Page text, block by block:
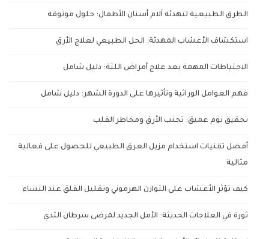
الطرق الطبيعية لتهدئة آلام أسنان الأطفال: حلول موثوقة
استكشاف الأعشاب المهدئة: الحل الطبيعي لعلاج الأرق
الاحتياطات المهمة بعد علاج أمراض اللثة: دليل شامل
فهم العوامل الوراثية وتأثيرها على الدورة الشهر: دليل شامل
تحقيق نوم عميق: تجنب الأرق ومخاطر القلب
أفضل تقنيات استخدام مزيل العرق الطبيعي للحصول على فعالية
مثالية
كيف تؤثر الأعشاب على التوازن الهرموني وتقليل القلق عند النساء
ثورة في العلاجات الحديثة: الأمل الجديد لمرضى سرطان الثدي